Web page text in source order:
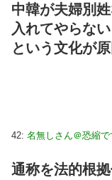
中韓が夫婦別
入れてやらない
という文化が
42: 名無しさん＠恐縮で
通称を法的根